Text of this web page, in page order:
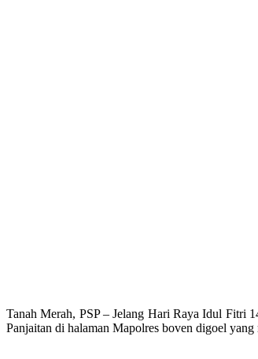
Tanah Merah, PSP – Jelang Hari Raya Idul Fitri
Panjaitan di halaman Mapolres boven digoel